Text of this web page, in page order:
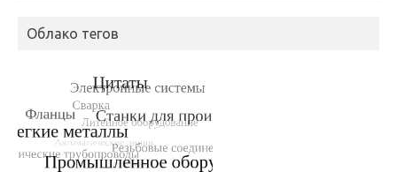
Облако тегов